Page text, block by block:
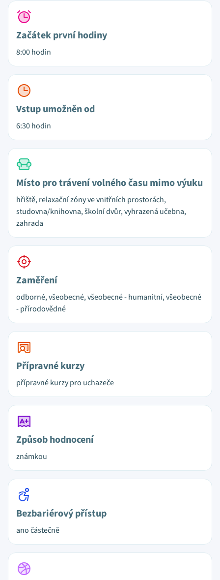
Začátek první hodiny
8:00 hodin
Vstup umožněn od
6:30 hodin
Místo pro trávení volného času mimo výuku
hřiště, relaxační zóny ve vnitřních prostorách,
studovna/knihovna, školní dvůr, vyhrazená učebna,
zahrada
Zaměření
odborné, všeobecné, všeobecné - humanitní, všeobecné
- přírodovědné
Přípravné kurzy
přípravné kurzy pro uchazeče
Způsob hodnocení
známkou
Bezbariérový přístup
ano částečně